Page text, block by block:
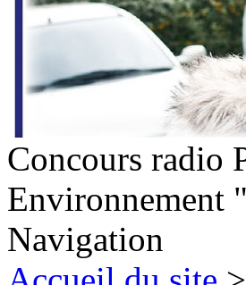
Concours radio
Environnement
Navigation